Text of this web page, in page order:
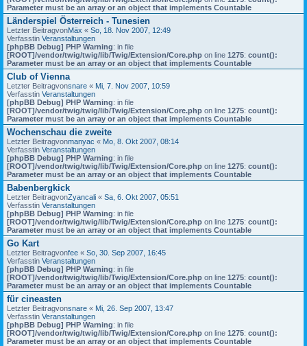
Parameter must be an array or an object that implements Countable
Länderspiel Österreich - Tunesien
Letzter BeitragvonMäx « So, 18. Nov 2007, 12:49
Verfasstin Veranstaltungen
[phpBB Debug] PHP Warning: in file
[ROOT]/vendor/twig/twig/lib/Twig/Extension/Core.php on line 1275: count():
Parameter must be an array or an object that implements Countable
Club of Vienna
Letzter Beitragvonsnare « Mi, 7. Nov 2007, 10:59
Verfasstin Veranstaltungen
[phpBB Debug] PHP Warning: in file
[ROOT]/vendor/twig/twig/lib/Twig/Extension/Core.php on line 1275: count():
Parameter must be an array or an object that implements Countable
Wochenschau die zweite
Letzter Beitragvonmanyac « Mo, 8. Okt 2007, 08:14
Verfasstin Veranstaltungen
[phpBB Debug] PHP Warning: in file
[ROOT]/vendor/twig/twig/lib/Twig/Extension/Core.php on line 1275: count():
Parameter must be an array or an object that implements Countable
Babenbergkick
Letzter BeitragvonZyancali « Sa, 6. Okt 2007, 05:51
Verfasstin Veranstaltungen
[phpBB Debug] PHP Warning: in file
[ROOT]/vendor/twig/twig/lib/Twig/Extension/Core.php on line 1275: count():
Parameter must be an array or an object that implements Countable
Go Kart
Letzter Beitragvonfee « So, 30. Sep 2007, 16:45
Verfasstin Veranstaltungen
[phpBB Debug] PHP Warning: in file
[ROOT]/vendor/twig/twig/lib/Twig/Extension/Core.php on line 1275: count():
Parameter must be an array or an object that implements Countable
für cineasten
Letzter Beitragvonsnare « Mi, 26. Sep 2007, 13:47
Verfasstin Veranstaltungen
[phpBB Debug] PHP Warning: in file
[ROOT]/vendor/twig/twig/lib/Twig/Extension/Core.php on line 1275: count():
Parameter must be an array or an object that implements Countable